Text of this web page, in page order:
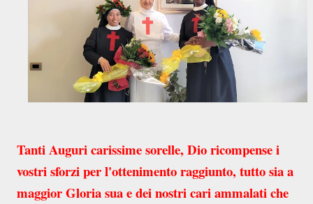
Tanti Auguri carissime sorelle, Dio ricompense i
vostri sforzi per l'ottenimento raggiunto, tutto sia a
maggior Gloria sua e dei nostri cari ammalati che